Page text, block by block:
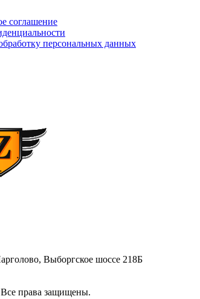
соглашение
персональных данных
Выборгское шоссе 218Б
права защищены.